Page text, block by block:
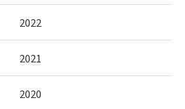
2022
2021
2020